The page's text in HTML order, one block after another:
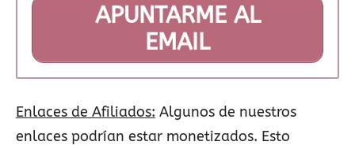
APUNTARME AL
EMAIL
Enlaces de Afiliados: Algunos de nuestros
enlaces podrían estar monetizados. Esto